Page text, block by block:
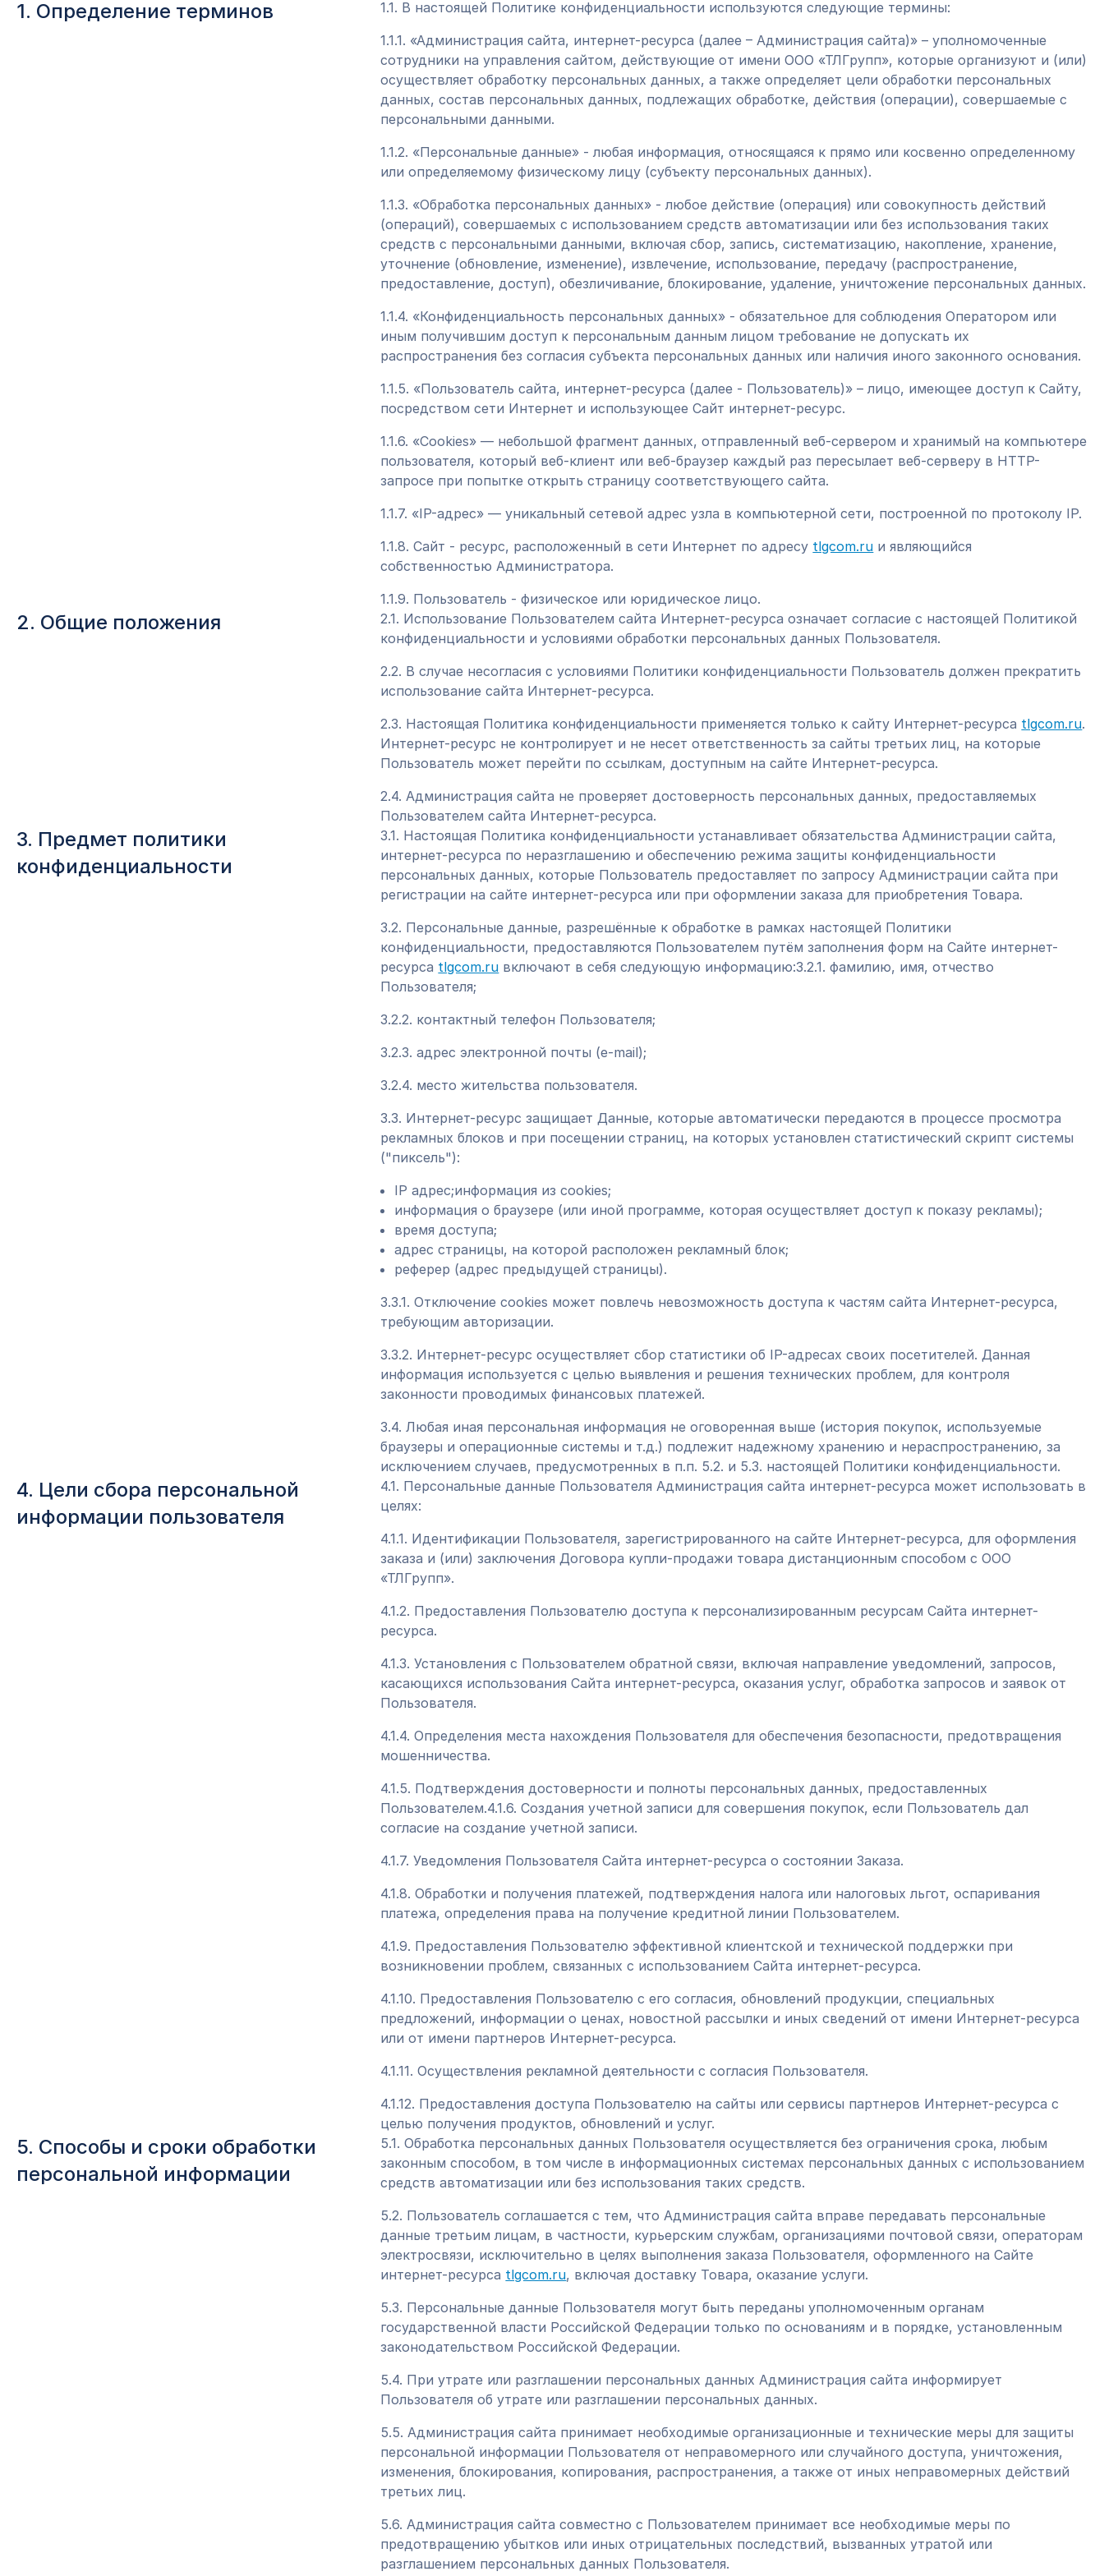
1. Определение терминов
1.1. В настоящей Политике конфиденциальности используются следующие термины:
1.1.1. «Администрация сайта, интернет-ресурса (далее – Администрация сайта)» – уполномоченные
сотрудники на управления сайтом, действующие от имени ООО «ТЛГрупп», которые организуют и (или)
осуществляет обработку персональных данных, а также определяет цели обработки персональных
данных, состав персональных данных, подлежащих обработке, действия (операции), совершаемые с
персональными данными.
1.1.2. «Персональные данные» - любая информация, относящаяся к прямо или косвенно определенному
или определяемому физическому лицу (субъекту персональных данных).
1.1.3. «Обработка персональных данных» - любое действие (операция) или совокупность действий
(операций), совершаемых с использованием средств автоматизации или без использования таких
средств с персональными данными, включая сбор, запись, систематизацию, накопление, хранение,
уточнение (обновление, изменение), извлечение, использование, передачу (распространение,
предоставление, доступ), обезличивание, блокирование, удаление, уничтожение персональных данных.
1.1.4. «Конфиденциальность персональных данных» - обязательное для соблюдения Оператором или
иным получившим доступ к персональным данным лицом требование не допускать их
распространения без согласия субъекта персональных данных или наличия иного законного основания.
1.1.5. «Пользователь сайта, интернет-ресурса (далее ‑ Пользователь)» – лицо, имеющее доступ к Сайту,
посредством сети Интернет и использующее Сайт интернет-ресурс.
1.1.6. «Cookies» — небольшой фрагмент данных, отправленный веб-сервером и хранимый на компьютере
пользователя, который веб-клиент или веб-браузер каждый раз пересылает веб-серверу в HTTP-
запросе при попытке открыть страницу соответствующего сайта.
1.1.7. «IP-адрес» — уникальный сетевой адрес узла в компьютерной сети, построенной по протоколу IP.
1.1.8. Сайт - ресурс, расположенный в сети Интернет по адресу tlgcom.ru и являющийся
собственностью Администратора.
1.1.9. Пользователь - физическое или юридическое лицо.
2. Общие положения
2.1. Использование Пользователем сайта Интернет-ресурса означает согласие с настоящей Политикой
конфиденциальности и условиями обработки персональных данных Пользователя.
2.2. В случае несогласия с условиями Политики конфиденциальности Пользователь должен прекратить
использование сайта Интернет-ресурса.
2.3. Настоящая Политика конфиденциальности применяется только к сайту Интернет-ресурса tlgcom.ru.
Интернет-ресурс не контролирует и не несет ответственность за сайты третьих лиц, на которые
Пользователь может перейти по ссылкам, доступным на сайте Интернет-ресурса.
2.4. Администрация сайта не проверяет достоверность персональных данных, предоставляемых
Пользователем сайта Интернет-ресурса.
3. Предмет политики
конфиденциальности
3.1. Настоящая Политика конфиденциальности устанавливает обязательства Администрации сайта,
интернет-ресурса по неразглашению и обеспечению режима защиты конфиденциальности
персональных данных, которые Пользователь предоставляет по запросу Администрации сайта при
регистрации на сайте интернет-ресурса или при оформлении заказа для приобретения Товара.
3.2. Персональные данные, разрешённые к обработке в рамках настоящей Политики
конфиденциальности, предоставляются Пользователем путём заполнения форм на Сайте интернет-
ресурса tlgcom.ru включают в себя следующую информацию:3.2.1. фамилию, имя, отчество
Пользователя;
3.2.2. контактный телефон Пользователя;
3.2.3. адрес электронной почты (e-mail);
3.2.4. место жительства пользователя.
3.3. Интернет-ресурс защищает Данные, которые автоматически передаются в процессе просмотра
рекламных блоков и при посещении страниц, на которых установлен статистический скрипт системы
("пиксель"):
IP адрес;информация из cookies;
информация о браузере (или иной программе, которая осуществляет доступ к показу рекламы);
время доступа;
адрес страницы, на которой расположен рекламный блок;
реферер (адрес предыдущей страницы).
3.3.1. Отключение cookies может повлечь невозможность доступа к частям сайта Интернет-ресурса,
требующим авторизации.
3.3.2. Интернет-ресурс осуществляет сбор статистики об IP-адресах своих посетителей. Данная
информация используется с целью выявления и решения технических проблем, для контроля
законности проводимых финансовых платежей.
3.4. Любая иная персональная информация не оговоренная выше (история покупок, используемые
браузеры и операционные системы и т.д.) подлежит надежному хранению и нераспространению, за
исключением случаев, предусмотренных в п.п. 5.2. и 5.3. настоящей Политики конфиденциальности.
4. Цели сбора персональной
информации пользователя
4.1. Персональные данные Пользователя Администрация сайта интернет-ресурса может использовать в
целях:
4.1.1. Идентификации Пользователя, зарегистрированного на сайте Интернет-ресурса, для оформления
заказа и (или) заключения Договора купли-продажи товара дистанционным способом с ООО
«ТЛГрупп».
4.1.2. Предоставления Пользователю доступа к персонализированным ресурсам Сайта интернет-
ресурса.
4.1.3. Установления с Пользователем обратной связи, включая направление уведомлений, запросов,
касающихся использования Сайта интернет-ресурса, оказания услуг, обработка запросов и заявок от
Пользователя.
4.1.4. Определения места нахождения Пользователя для обеспечения безопасности, предотвращения
мошенничества.
4.1.5. Подтверждения достоверности и полноты персональных данных, предоставленных
Пользователем.4.1.6. Создания учетной записи для совершения покупок, если Пользователь дал
согласие на создание учетной записи.
4.1.7. Уведомления Пользователя Сайта интернет-ресурса о состоянии Заказа.
4.1.8. Обработки и получения платежей, подтверждения налога или налоговых льгот, оспаривания
платежа, определения права на получение кредитной линии Пользователем.
4.1.9. Предоставления Пользователю эффективной клиентской и технической поддержки при
возникновении проблем, связанных с использованием Сайта интернет-ресурса.
4.1.10. Предоставления Пользователю с его согласия, обновлений продукции, специальных
предложений, информации о ценах, новостной рассылки и иных сведений от имени Интернет-ресурса
или от имени партнеров Интернет-ресурса.
4.1.11. Осуществления рекламной деятельности с согласия Пользователя.
4.1.12. Предоставления доступа Пользователю на сайты или сервисы партнеров Интернет-ресурса с
целью получения продуктов, обновлений и услуг.
5. Способы и сроки обработки
персональной информации
5.1. Обработка персональных данных Пользователя осуществляется без ограничения срока, любым
законным способом, в том числе в информационных системах персональных данных с использованием
средств автоматизации или без использования таких средств.
5.2. Пользователь соглашается с тем, что Администрация сайта вправе передавать персональные
данные третьим лицам, в частности, курьерским службам, организациями почтовой связи, операторам
электросвязи, исключительно в целях выполнения заказа Пользователя, оформленного на Сайте
интернет-ресурса tlgcom.ru, включая доставку Товара, оказание услуги.
5.3. Персональные данные Пользователя могут быть переданы уполномоченным органам
государственной власти Российской Федерации только по основаниям и в порядке, установленным
законодательством Российской Федерации.
5.4. При утрате или разглашении персональных данных Администрация сайта информирует
Пользователя об утрате или разглашении персональных данных.
5.5. Администрация сайта принимает необходимые организационные и технические меры для защиты
персональной информации Пользователя от неправомерного или случайного доступа, уничтожения,
изменения, блокирования, копирования, распространения, а также от иных неправомерных действий
третьих лиц.
5.6. Администрация сайта совместно с Пользователем принимает все необходимые меры по
предотвращению убытков или иных отрицательных последствий, вызванных утратой или
разглашением персональных данных Пользователя.